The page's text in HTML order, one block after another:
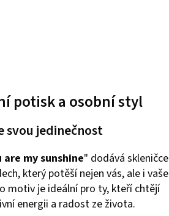
potisk a osobní styl
svou jedinečnost
are my sunshine" dodává skleničce
který potěší nejen vás, ale i vaše
motiv je ideální pro ty, kteří chtějí
energii a radost ze života.